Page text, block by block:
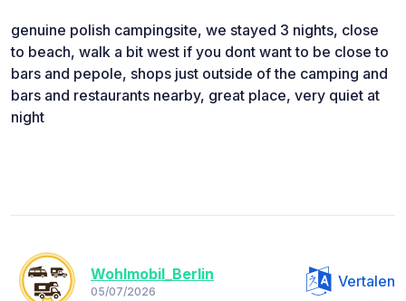
genuine polish campingsite, we stayed 3 nights, close
to beach, walk a bit west if you dont want to be close to
bars and pepole, shops just outside of the camping and
bars and restaurants nearby, great place, very quiet at
night
Wohlmobil_Berlin
05/07/2026
Vertalen